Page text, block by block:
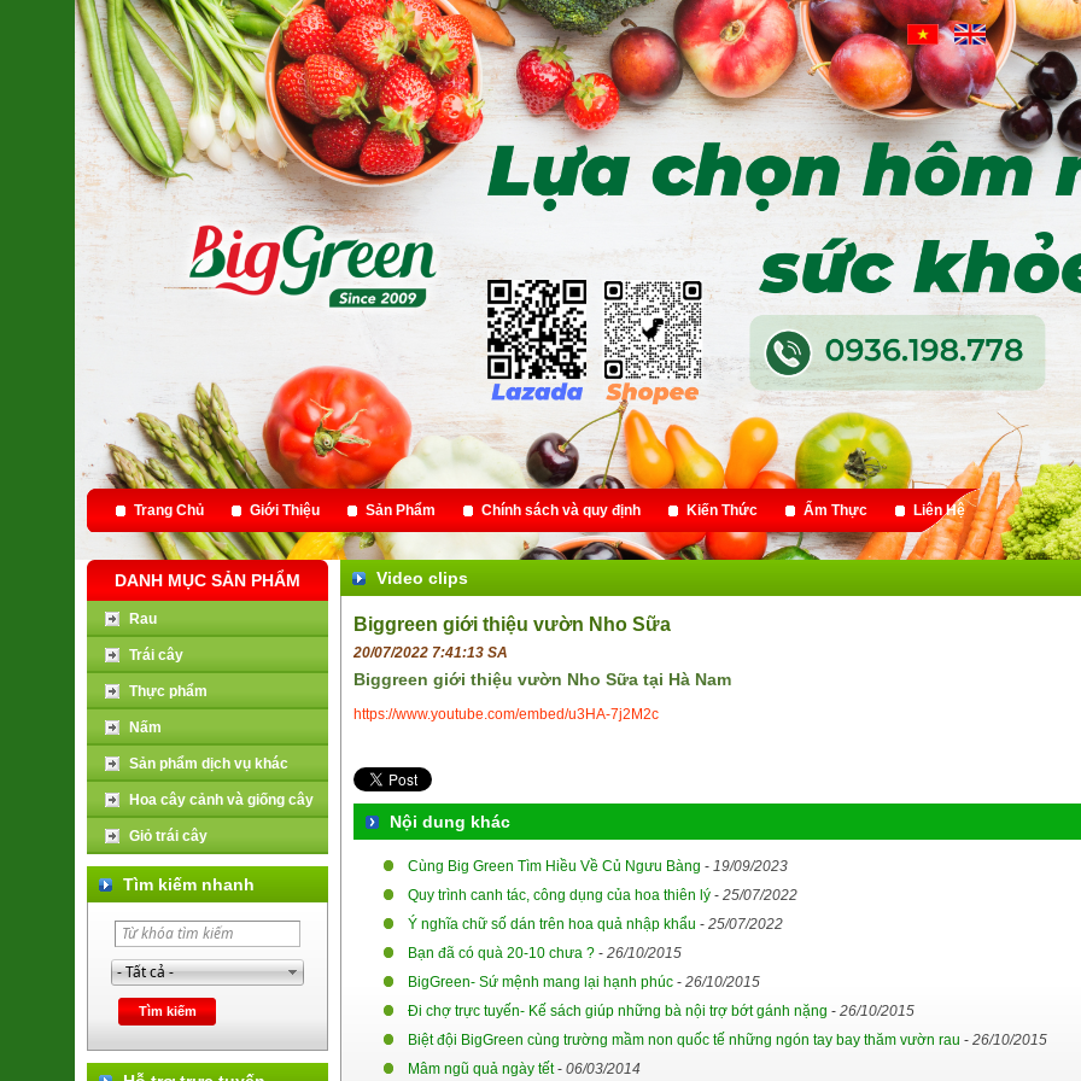
Trang Chủ Giới Thiệu Sản Phẩm Chính sách và quy định Kiến Thức Ẩm Thực Liên Hệ
DANH MỤC SẢN PHẨM
Rau
Trái cây
Thực phẩm
Nấm
Sản phẩm dịch vụ khác
Hoa cây cảnh và giống cây
Giỏ trái cây
Tìm kiếm nhanh
Video clips
Biggreen giới thiệu vườn Nho Sữa
20/07/2022 7:41:13 SA
Biggreen giới thiệu vườn Nho Sữa tại Hà Nam
https://www.youtube.com/embed/u3HA-7j2M2c
Nội dung khác
Cùng Big Green Tìm Hiều Về Củ Ngưu Bàng - 19/09/2023
Quy trình canh tác, công dụng của hoa thiên lý - 25/07/2022
Ý nghĩa chữ số dán trên hoa quả nhập khẩu - 25/07/2022
Bạn đã có quà 20-10 chưa ? - 26/10/2015
BigGreen- Sứ mệnh mang lại hạnh phúc - 26/10/2015
Đi chợ trực tuyến- Kế sách giúp những bà nội trợ bớt gánh nặng - 26/10/2015
Biệt đội BigGreen cùng trường mầm non quốc tế những ngón tay bay thăm vườn rau - 26/10/2015
Mâm ngũ quả ngày tết- 06/03/2014